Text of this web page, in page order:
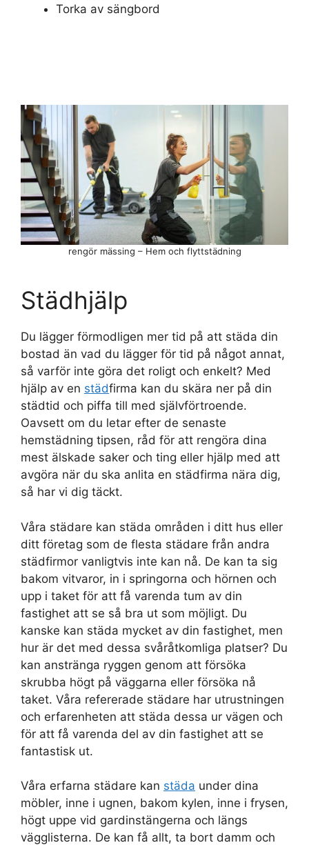
Torka av sängbord
Städhjälp
Du lägger förmodligen mer tid på att städa din
bostad än vad du lägger för tid på något annat,
så varför inte göra det roligt och enkelt? Med
hjälp av en städfirma kan du skära ner på din
städtid och piffa till med självförtroende.
Oavsett om du letar efter de senaste
hemstädning tipsen, råd för att rengöra dina
mest älskade saker och ting eller hjälp med att
avgöra när du ska anlita en städfirma nära dig,
så har vi dig täckt.
Våra städare kan städa områden i ditt hus eller
ditt företag som de flesta städare från andra
städfirmor vanligtvis inte kan nå. De kan ta sig
bakom vitvaror, in i springorna och hörnen och
upp i taket för att få varenda tum av din
fastighet att se så bra ut som möjligt. Du
kanske kan städa mycket av din fastighet, men
hur är det med dessa svåråtkomliga platser? Du
kan anstränga ryggen genom att försöka
skrubba högt på väggarna eller försöka nå
taket. Våra refererade städare har utrustningen
och erfarenheten att städa dessa ur vägen och
för att få varenda del av din fastighet att se
fantastisk ut.
Våra erfarna städare kan städa under dina
möbler, inne i ugnen, bakom kylen, inne i frysen,
högt uppe vid gardinstängerna och längs
vägglisterna. De kan få allt, ta bort damm och
rengör mässing – Hem och flyttstädning